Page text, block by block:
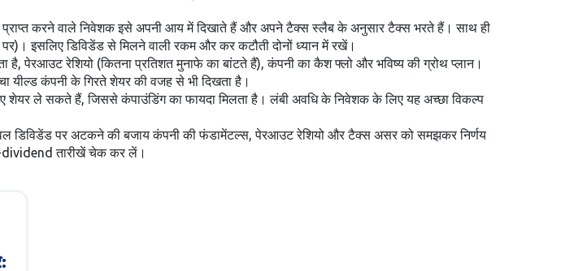
करने वाले निवेशक इसे अपनी आय में दिखाते हैं और अपने टैक्स स्लैब के अनुसार टैक्स भरते हैं। साथ ही
इसलिए डिविडेंड से मिलने वाली रकम और कर कटौती दोनों ध्यान में रखें।
पेरआउट रेशियो (कितना प्रतिशत मुनाफे का बांटते हैं), कंपनी का कैश फ्लो और भविष्य की ग्रोथ प्लान।
यील्ड कंपनी के गिरते शेयर की वजह से भी दिखता है।
ले सकते हैं, जिससे कंपाउंडिंग का फायदा मिलता है। लंबी अवधि के निवेशक के लिए यह अच्छा विकल्प
डिविडेंड पर अटकने की बजाय कंपनी की फंडामेंटल्स, पेरआउट रेशियो और टैक्स असर को समझकर निर्णय
dividend तारीखें चेक कर लें।